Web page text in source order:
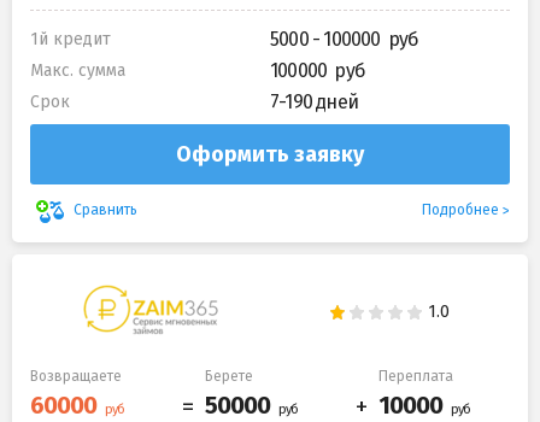
1й кредит 5000 - 100000
Макс. сумма 100000
Срок 7-190 дней
Оформить заявку
Сравнить Подробнее
Возвращаете Берете Переплата